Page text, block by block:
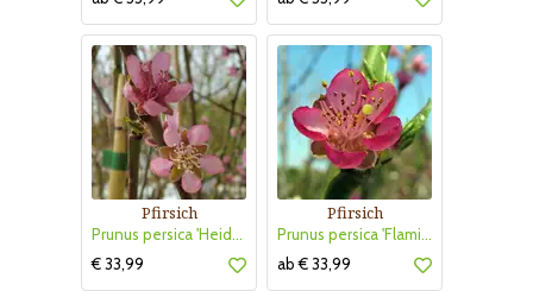
Pfirsich
Prunus persica 'Heidemaria'
€ 33,99
Pfirsich
Prunus persica 'Flamingo'
ab € 33,99